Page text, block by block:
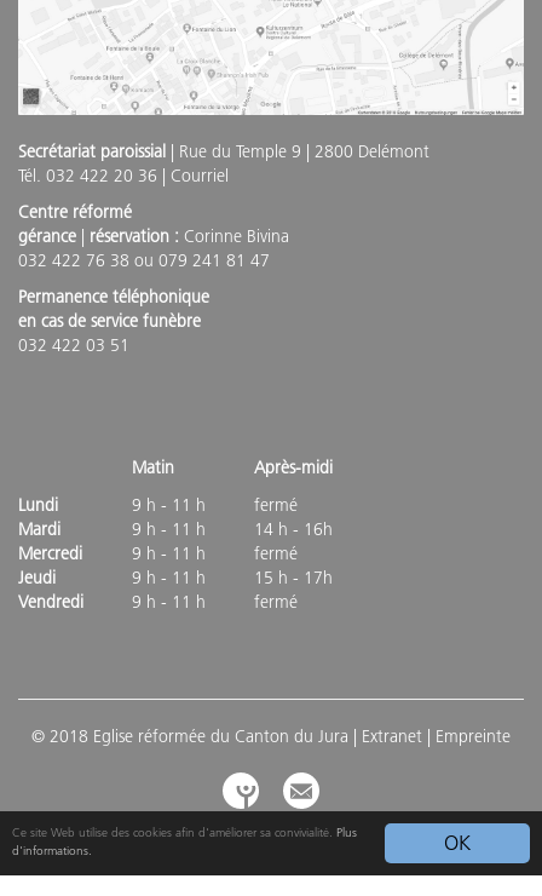
OK
Ce site Web utilise des cookies afin d'améliorer sa convivialité. Plus
d'informations.
Secrétariat paroissial | Rue du Temple 9 | 2800 Delémont
Tél. 032 422 20 36 | Courriel
Centre réformé
gérance | réservation : Corinne Bivina
032 422 76 38 ou 079 241 81 47
Permanence téléphonique
en cas de service funèbre
032 422 03 51
Matin
Après-midi
Lundi
9 h - 11 h
fermé
Mardi
9 h - 11 h
14 h - 16h
Mercredi
9 h - 11 h
fermé
Jeudi
9 h - 11 h
15 h - 17h
Vendredi
9 h - 11 h fermé
© 2018 Eglise réformée du Canton du Jura | Extranet | Empreinte